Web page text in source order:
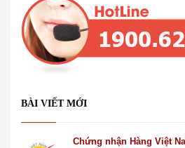
BÀI VIẾT MỚI
Chứng nhận Hàng Việt